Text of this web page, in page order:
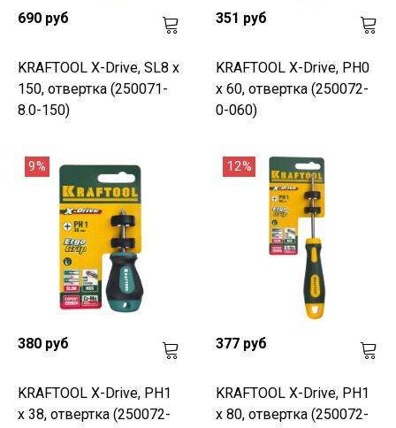
690 руб
KRAFTOOL Х-Drive, SL8 x
150, отвертка (250071-
8.0-150)
351 руб
KRAFTOOL Х-Drive, PH0
x 60, отвертка (250072-
0-060)
9%
380 руб
KRAFTOOL Х-Drive, PH1
x 38, отвертка (250072-
12%
377 руб
KRAFTOOL Х-Drive, PH1
x 80, отвертка (250072-